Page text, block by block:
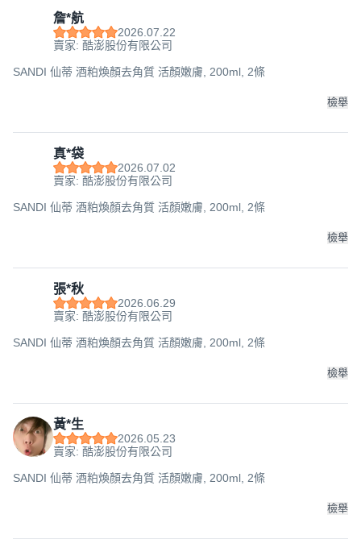
詹*航
2026.07.22
賣家: 酷澎股份有限公司
SANDI 仙蒂 酒粕煥顏去角質 活顏嫩膚, 200ml, 2條
檢舉
真*袋
2026.07.02
賣家: 酷澎股份有限公司
SANDI 仙蒂 酒粕煥顏去角質 活顏嫩膚, 200ml, 2條
檢舉
張*秋
2026.06.29
賣家: 酷澎股份有限公司
SANDI 仙蒂 酒粕煥顏去角質 活顏嫩膚, 200ml, 2條
檢舉
黃*生
2026.05.23
賣家: 酷澎股份有限公司
SANDI 仙蒂 酒粕煥顏去角質 活顏嫩膚, 200ml, 2條
檢舉